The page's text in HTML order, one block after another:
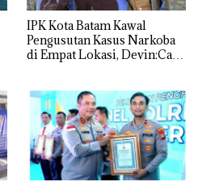
IPK Kota Batam Kawal
Pengusutan Kasus Narkoba
di Empat Lokasi, Devin:Cari